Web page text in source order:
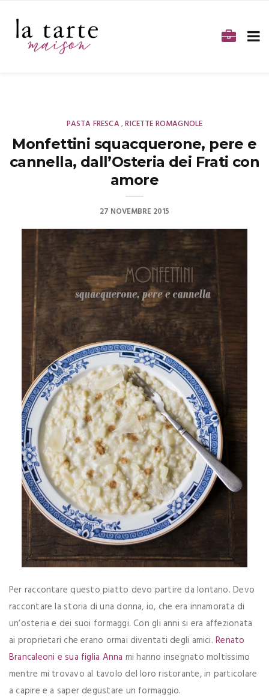
PASTA FRESCA ,RICETTE ROMAGNOLE
Monfettini squacquerone, pere e
cannella, dall’Osteria dei Frati con
amore
27 NOVEMBRE 2015
Per raccontare questo piatto devo partire da lontano. Devo
raccontare la storia di una donna, io, che era innamorata di
un’osteria e dei suoi formaggi. Con gli anni si era affezionata
ai proprietari che erano ormai diventati degli amici.Renato
Brancaleoni e sua figlia Anna mi hanno insegnato moltissimo
mentre mi trovavo al tavolo del loro ristorante, in particolare
a capire e a saper degustare un formaggio.